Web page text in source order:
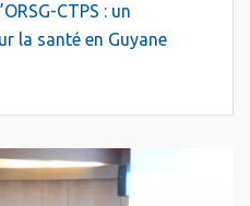
CTPS : un
la santé en Guyane